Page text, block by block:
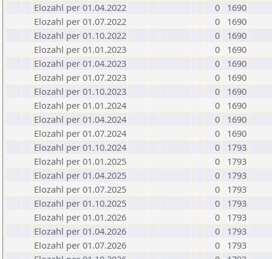
Elozahl per 01.04.2022
0
1690
Elozahl per 01.07.2022
0
1690
Elozahl per 01.10.2022
0
1690
Elozahl per 01.01.2023
0
1690
Elozahl per 01.04.2023
0
1690
Elozahl per 01.07.2023
0
1690
Elozahl per 01.10.2023
0
1690
Elozahl per 01.01.2024
0
1690
Elozahl per 01.04.2024
0
1690
Elozahl per 01.07.2024
0
1690
Elozahl per 01.10.2024
0
1793
Elozahl per 01.01.2025
0
1793
Elozahl per 01.04.2025
0
1793
Elozahl per 01.07.2025
0
1793
Elozahl per 01.10.2025
0
1793
Elozahl per 01.01.2026
0
1793
Elozahl per 01.04.2026
0
1793
Elozahl per 01.07.2026
0
1793